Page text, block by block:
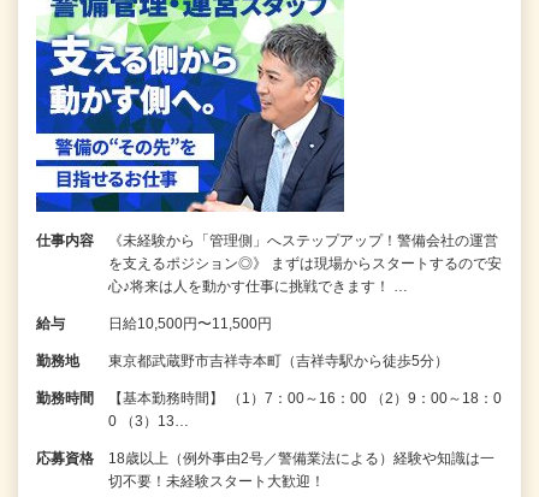
仕事内容
《未経験から「管理側」へステップアップ！警備会社の運営
を支えるポジション◎》 まずは現場からスタートするので安
心♪将来は人を動かす仕事に挑戦できます！ …
給与 日給10,500円〜11,500円
勤務地 東京都武蔵野市吉祥寺本町（吉祥寺駅から徒歩5分）
勤務時間
【基本勤務時間】 （1）7：00～16：00 （2）9：00～18：0
0 （3）13…
応募資格
18歳以上（例外事由2号／警備業法による）経験や知識は一
切不要！未経験スタート大歓迎！